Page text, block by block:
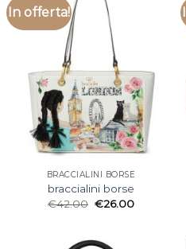
In offerta!
BRACCIALINI BORSE
braccialini borse
€42.00 €26.00